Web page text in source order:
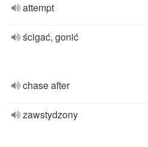
attempt
ścigać, gonić
chase after
zawstydzony